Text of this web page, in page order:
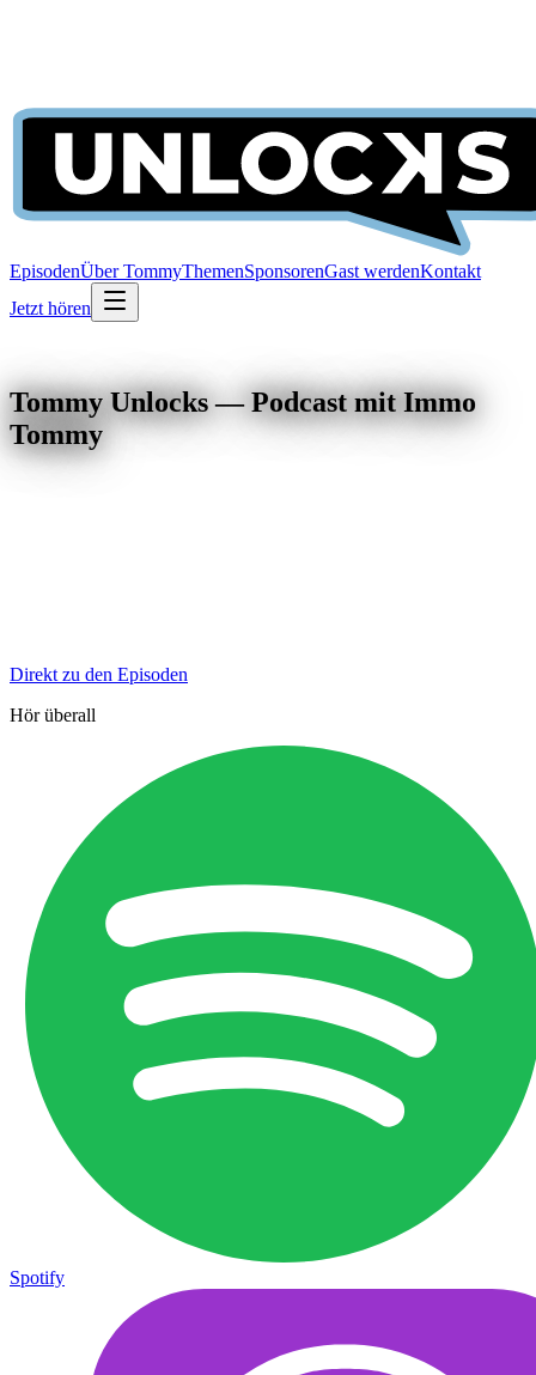
EpisodenÜber TommyThemenSponsorenGast werdenKontakt
Jetzt hören
Tommy Unlocks — Podcast mit Immo
Tommy
Direkt zu den Episoden
Hör überall
Spotify